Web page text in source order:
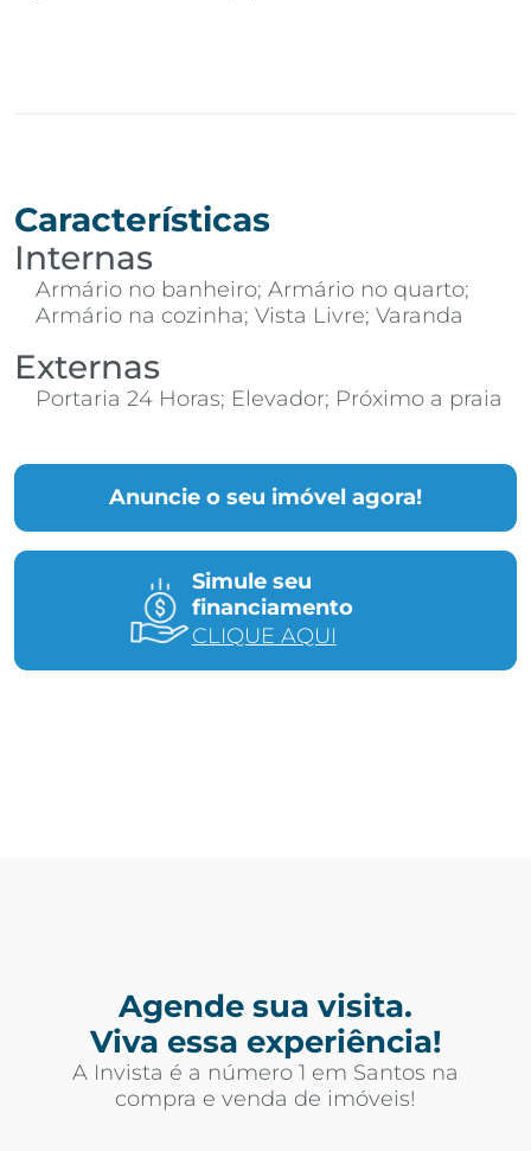
Anuncie o seu imóvel agora!
Simule seu
financiamento
CLIQUE AQUI
Características
Internas
Armário no banheiro; Armário no quarto;
Armário na cozinha; Vista Livre; Varanda
Externas
Portaria 24 Horas; Elevador; Próximo a praia
Agende sua visita.
Viva essa experiência!
A Invista é a número 1 em Santos na
compra e venda de imóveis!